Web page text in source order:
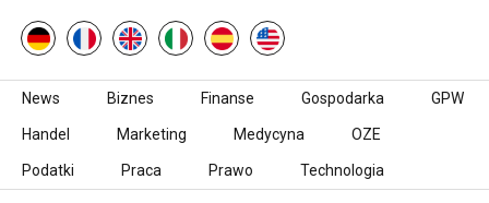
Skip to content
News Biznes Finanse Gospodarka GPW
Handel Marketing Medycyna OZE
Podatki Praca Prawo Technologia